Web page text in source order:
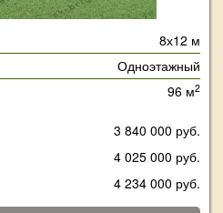
8х12 м
Одноэтажный
96 м2
3 840 000 руб.
4 025 000 руб.
4 234 000 руб.